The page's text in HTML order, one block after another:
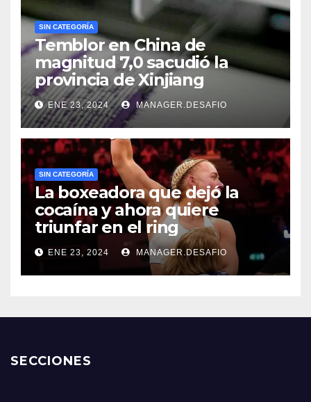
SIN CATEGORÍA
Temblor en China de
magnitud 7,0 sacudió la
provincia de Xinjiang
ENE 23, 2024 MANAGER.DESAFIO
SIN CATEGORÍA
La boxeadora que dejó la
cocaína y ahora quiere
triunfar en el ring​
ENE 23, 2024 MANAGER.DESAFIO
SECCIONES